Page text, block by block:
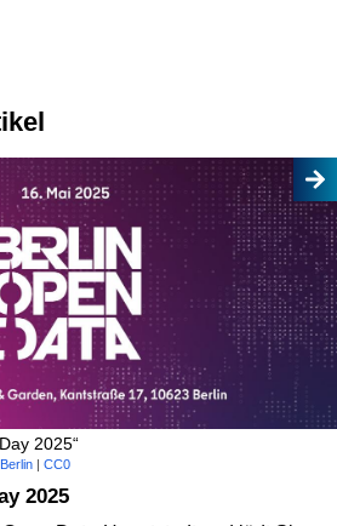
2025“
| CC0
2025